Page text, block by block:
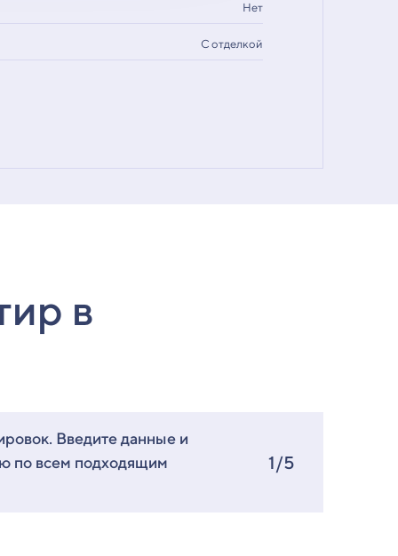
Нет
С отделкой
в
Введите данные и
по всем подходящим
1/5